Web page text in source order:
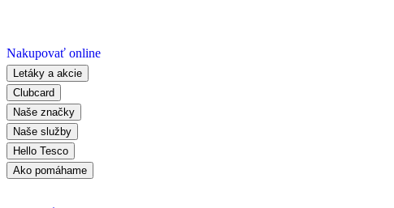
Nakupovať online
Letáky a akcie
Clubcard
Naše značky
Naše služby
Hello Tesco
Ako pomáhame